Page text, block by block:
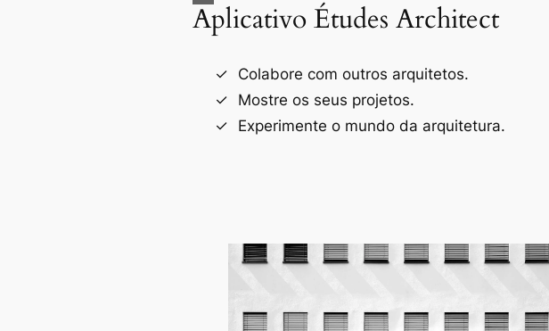
Aplicativo Études Architect
Colabore com outros arquitetos.
Mostre os seus projetos.
Experimente o mundo da arquitetura.